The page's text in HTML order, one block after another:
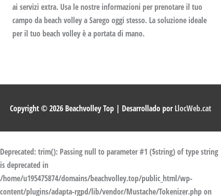
ai servizi extra. Usa le nostre informazioni per prenotare il tuo
campo da beach volley a Sarego oggi stesso. La soluzione ideale
per il tuo beach volley è a portata di mano.
Copyright © 2026 Beachvolley Top | Desarrollado porLlocWeb.cat
Deprecated: trim(): Passing null to parameter #1 ($string) of type string
is deprecated in
/home/u195475874/domains/beachvolley.top/public_html/wp-
content/plugins/adapta-rgpd/lib/vendor/Mustache/Tokenizer.phpon